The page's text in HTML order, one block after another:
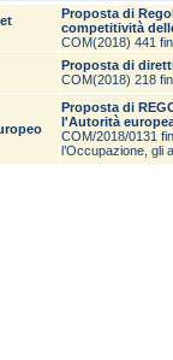
Proposta di
competitività
COM(2018) 441
Proposta di
COM(2018) 218
Proposta di
l'Autorità
COM/2018/0131
l’Occupazione, gli